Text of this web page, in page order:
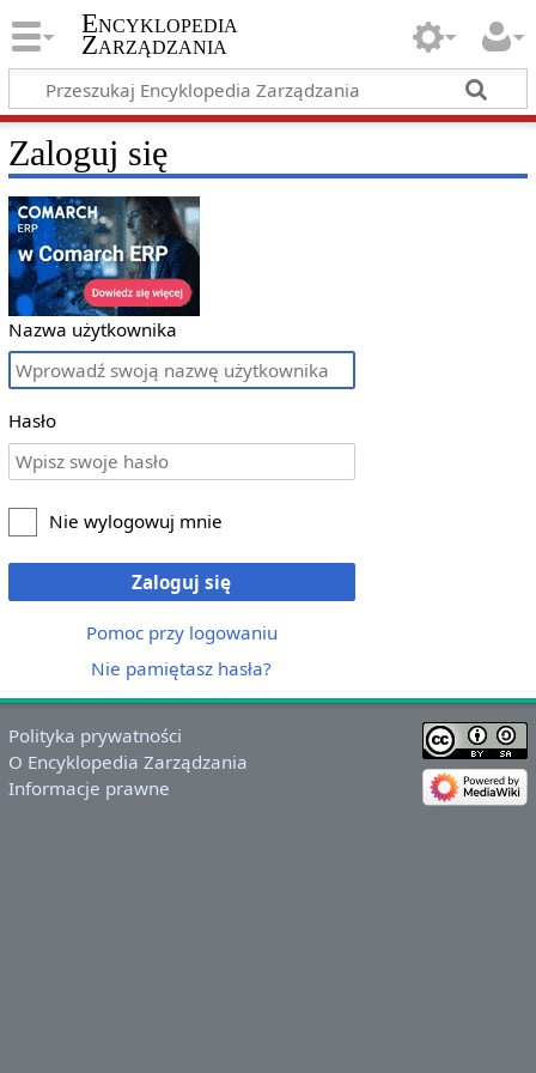
Encyklopedia
Zarządzania
Zaloguj się
Nazwa użytkownika
Hasło
Nie wylogowuj mnie
Zaloguj się
Pomoc przy logowaniu
Nie pamiętasz hasła?
Polityka prywatności
O Encyklopedia Zarządzania
Informacje prawne